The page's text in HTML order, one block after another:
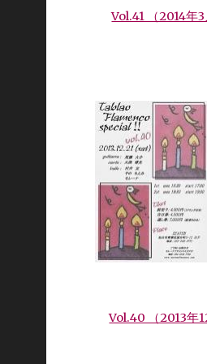
Vol.41 （2014年3
Vol.40 （2013年